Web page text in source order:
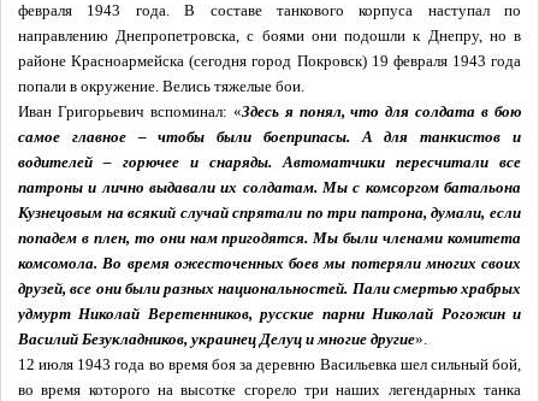
февраля 1943 года. В составе танкового корпуса наступал по
направлению Днепропетровска, с боями они подошли к Днепру, но в
районе Красноармейска (сегодня город Покровск) 19 февраля 1943 года
попали в окружение. Велись тяжелые бои.
Иван Григорьевич вспоминал: «Здесь я понял, что для солдата в бою
самое главное – чтобы были боеприпасы. А для танкистов и
водителей – горючее и снаряды. Автоматчики пересчитали все
патроны и лично выдавали их солдатам. Мы с комсоргом батальона
Кузнецовым на всякий случай спрятали по три патрона, думали, если
попадем в плен, то они нам пригодятся. Мы были членами комитета
комсомола. Во время ожесточенных боев мы потеряли многих своих
друзей, все они были разных национальностей. Пали смертью храбрых
удмурт Николай Веретенников, русские парни Николай Рогожини
Василий Безукладников, украинец Делуц и многие другие».
12 июля 1943 года во время боя за деревню Васильевка шел сильный бой,
во время которого на высотке сгорело три наших легендарных танка